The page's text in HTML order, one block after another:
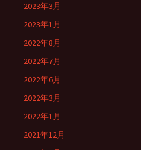
2023年3月
2023年1月
2022年8月
2022年7月
2022年6月
2022年3月
2022年1月
2021年12月